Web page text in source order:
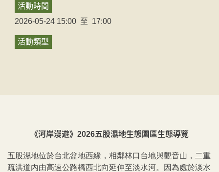
活動時間
2026-05-24 15:00 至 17:00
活動類型
《河岸漫遊》2026五股濕地生態園區生態導覽
五股濕地位於台北盆地西緣，相鄰林口台地與觀音山，二重
疏洪道內由高速公路橋西北向延伸至淡水河。因為處於淡水